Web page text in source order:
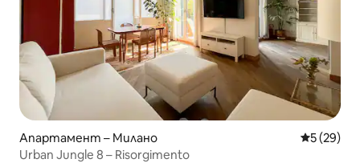
Апартамент – Милано Средна
5 (29)
Urban Jungle 8 – Risorgimento